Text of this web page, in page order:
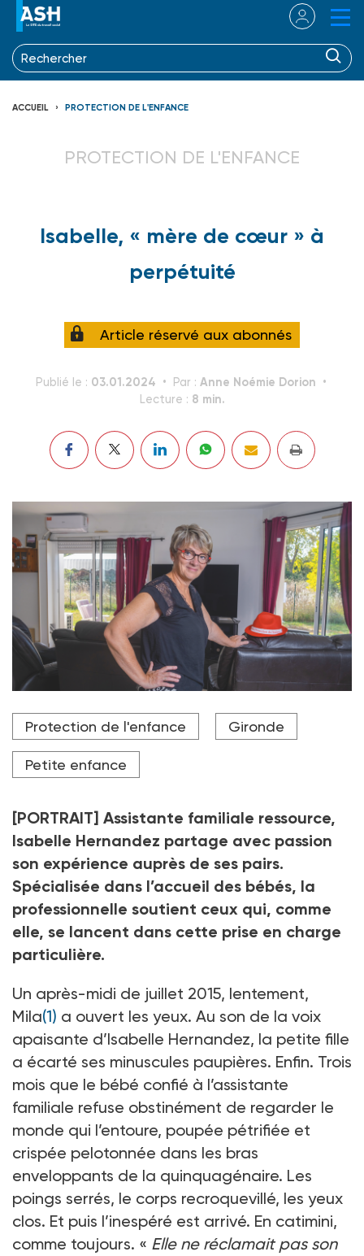
ACCUEIL PROTECTION DE L'ENFANCE
PROTECTION DE L'ENFANCE
Isabelle, « mère de cœur » à
perpétuité
Article réservé aux abonnés
Publié le : 03.01.2024 Par : Anne Noémie Dorion
Lecture : 8 min.
Isabelle Hernandez, assistante familale ressource à
Bordeaux.
Crédit photo Christian Bellavia
Protection de l'enfance Gironde
Petite enfance
[PORTRAIT] Assistante familiale ressource,
Isabelle Hernandez partage avec passion
son expérience auprès de ses pairs.
Spécialisée dans l’accueil des bébés, la
professionnelle soutient ceux qui, comme
elle, se lancent dans cette prise en charge
particulière.
Un après-midi de juillet 2015, lentement,
Mila(1) a ouvert les yeux. Au son de la voix
apaisante d’Isabelle Hernandez, la petite fille
a écarté ses minuscules paupières. Enfin. Trois
mois que le bébé confié à l’assistante
familiale refuse obstinément de regarder le
monde qui l’entoure, poupée pétrifiée et
crispée pelotonnée dans les bras
enveloppants de la quinquagénaire. Les
poings serrés, le corps recroquevillé, les yeux
clos. Et puis l’inespéré est arrivé. En catimini,
comme toujours. « Elle ne réclamait pas son